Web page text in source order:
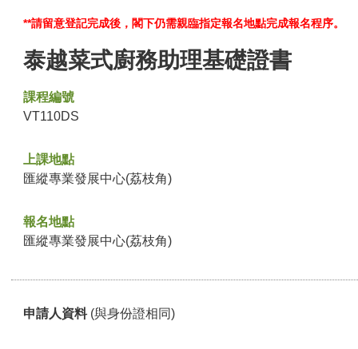
**請留意登記完成後，閣下仍需親臨指定報名地點完成報名程序。
泰越菜式廚務助理基礎證書
課程編號
VT110DS
上課地點
匯縱專業發展中心(荔枝角)
報名地點
匯縱專業發展中心(荔枝角)
申請人資料 (與身份證相同)